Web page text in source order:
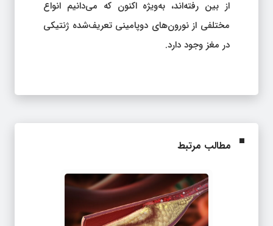
از بین رفته‌اند، به‌ویژه اکنون که می‌دانیم انواع
مختلفی از نورون‌های دوپامینی تعریف‌شده ژنتیکی
در مغز وجود دارد.
مطالب مرتبط